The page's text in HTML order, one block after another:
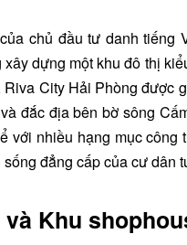
chủ đầu tư danh tiếng
dựng một khu đô thị
City Hải Phòng được
đắc địa bên bờ sông
với nhiều hạng mục công
đẳng cấp của cư dân
Khu